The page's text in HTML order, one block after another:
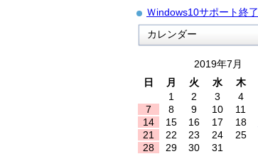
Ｗindows10サポート終了
カレンダー
2019年7月
日
月 火 水 木
1
2 3 4
7
8 9 10 11
14
15 16 17 18
21
22 23 24 25
28
29 30
31